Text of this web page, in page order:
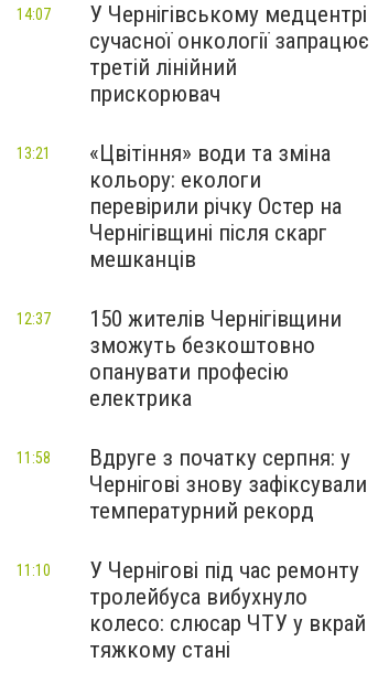
У Чернігівському медцентрі
сучасної онкології запрацює
третій лінійний
прискорювач
14:07
«Цвітіння» води та зміна
кольору: екологи
перевірили річку Остер на
Чернігівщині після скарг
мешканців
13:21
150 жителів Чернігівщини
зможуть безкоштовно
опанувати професію
електрика
12:37
Вдруге з початку серпня: у
Чернігові знову зафіксували
температурний рекорд
11:58
У Чернігові під час ремонту
тролейбуса вибухнуло
колесо: слюсар ЧТУ у вкрай
тяжкому стані
11:10